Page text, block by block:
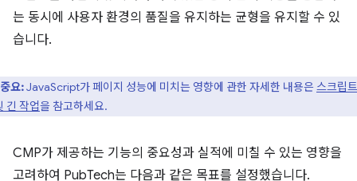
는 동시에 사용자 환경의 품질을 유지하는 균형을 유지할 수 있
습니다.
중요:JavaScript가 페이지 성능에 미치는 영향에 관한 자세한 내용은 스크립
긴 작업을 참고하세요.
CMP가 제공하는 기능의 중요성과 실적에 미칠 수 있는 영향을
고려하여 PubTech는 다음과 같은 목표를 설정했습니다.